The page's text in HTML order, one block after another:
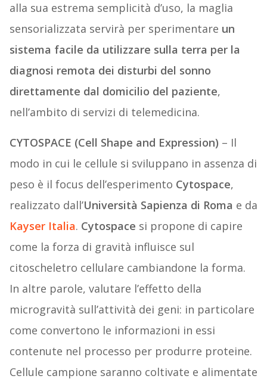
alla sua estrema semplicità d’uso, la maglia
sensorializzata servirà per sperimentare un
sistema facile da utilizzare sulla terra per la
diagnosi remota dei disturbi del sonno
direttamente dal domicilio del paziente,
nell’ambito di servizi di telemedicina.
CYTOSPACE (Cell Shape and Expression) – Il
modo in cui le cellule si sviluppano in assenza di
peso è il focus dell’esperimento Cytospace,
realizzato dall’Università Sapienza di Roma e da
Kayser Italia. Cytospace si propone di capire
come la forza di gravità influisce sul
citoscheletro cellulare cambiandone la forma.
In altre parole, valutare l’effetto della
microgravità sull’attività dei geni: in particolare
come convertono le informazioni in essi
contenute nel processo per produrre proteine.
Cellule campione saranno coltivate e alimentate